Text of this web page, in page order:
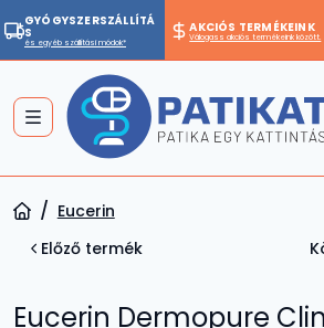
GYÓGYSZERSZÁLLÍTÁ
S
és egyéb szállítási módok*
AKCIÓS TERMÉKEINK
Válogass akciós termékeink között.
Eucerin
Előző termék
Eucerin Dermopure